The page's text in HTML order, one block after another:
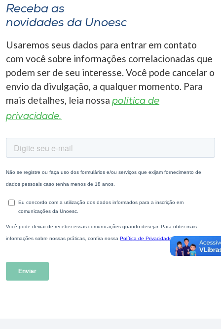
A-
Receba as
novidades da Unoesc
Usaremos seus dados para entrar em contato
com você sobre informações correlacionadas que
podem ser de seu interesse. Você pode cancelar o
envio da divulgação, a qualquer momento. Para
mais detalhes, leia nossa política de
privacidade.